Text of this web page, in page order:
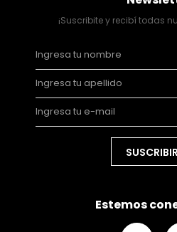
¡Suscribite y recibí todas
Estemos